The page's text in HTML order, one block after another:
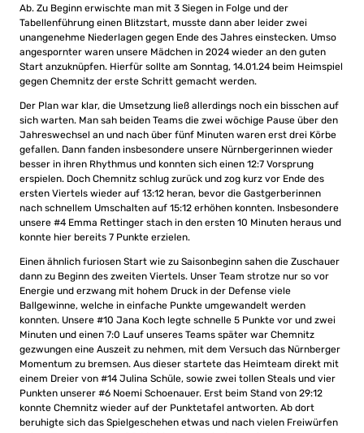
Ab. Zu Beginn erwischte man mit 3 Siegen in Folge und der
Tabellenführung einen Blitzstart, musste dann aber leider zwei
unangenehme Niederlagen gegen Ende des Jahres einstecken. Umso
angespornter waren unsere Mädchen in 2024 wieder an den guten
Start anzuknüpfen. Hierfür sollte am Sonntag, 14.01.24 beim Heimspiel
gegen Chemnitz der erste Schritt gemacht werden.
Der Plan war klar, die Umsetzung ließ allerdings noch ein bisschen auf
sich warten. Man sah beiden Teams die zwei wöchige Pause über den
Jahreswechsel an und nach über fünf Minuten waren erst drei Körbe
gefallen. Dann fanden insbesondere unsere Nürnbergerinnen wieder
besser in ihren Rhythmus und konnten sich einen 12:7 Vorsprung
erspielen. Doch Chemnitz schlug zurück und zog kurz vor Ende des
ersten Viertels wieder auf 13:12 heran, bevor die Gastgerberinnen
nach schnellem Umschalten auf 15:12 erhöhen konnten. Insbesondere
unsere #4 Emma Rettinger stach in den ersten 10 Minuten heraus und
konnte hier bereits 7 Punkte erzielen.
Einen ähnlich furiosen Start wie zu Saisonbeginn sahen die Zuschauer
dann zu Beginn des zweiten Viertels. Unser Team strotze nur so vor
Energie und erzwang mit hohem Druck in der Defense viele
Ballgewinne, welche in einfache Punkte umgewandelt werden
konnten. Unsere #10 Jana Koch legte schnelle 5 Punkte vor und zwei
Minuten und einen 7:0 Lauf unseres Teams später war Chemnitz
gezwungen eine Auszeit zu nehmen, mit dem Versuch das Nürnberger
Momentum zu bremsen. Aus dieser startete das Heimteam direkt mit
einem Dreier von #14 Julina Schüle, sowie zwei tollen Steals und vier
Punkten unserer #6 Noemi Schoenauer. Erst beim Stand von 29:12
konnte Chemnitz wieder auf der Punktetafel antworten. Ab dort
beruhigte sich das Spielgeschehen etwas und nach vielen Freiwürfen